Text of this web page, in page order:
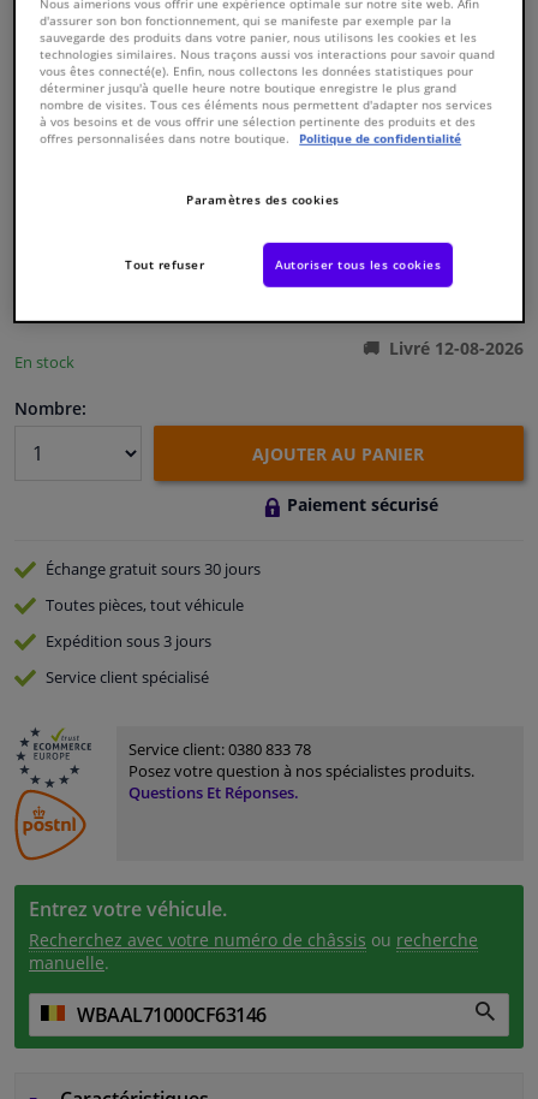
Fenêtres & accessoires
Intérieur & ameublement
Camping-car, moto & vélo
Promotions et réductions
En stock
Livré 12-08-2026
Nombre:
AJOUTER AU PANIER
Paiement sécurisé
Échange gratuitsours 30 jours
Toutes pièces, tout véhicule
Expédition sous 3 jours
Serviceclient spécialisé
Service client:0380 833 78
Posez votre question à nos spécialistes produits.
Questions Et Réponses.
Entrez votre véhicule.
Recherchez avec votre numéro de châssis ou recherche
manuelle.
Nous aimerions vous offrir une expérience optimale sur notre site web. Afin
d'assurer son bon fonctionnement, qui se manifeste par exemple par la
sauvegarde des produits dans votre panier, nous utilisons les cookies et les
technologies similaires. Nous traçons aussi vos interactions pour savoir quand
vous êtes connecté(e). Enfin, nous collectons les données statistiques pour
déterminer jusqu'à quelle heure notre boutique enregistre le plus grand
nombre de visites. Tous ces éléments nous permettent d'adapter nos services
à vos besoins et de vous offrir une sélection pertinente des produits et des
offres personnalisées dans notre boutique.
Politique de confidentialité
Paramètres des cookies
Tout refuser Autoriser tous les cookies